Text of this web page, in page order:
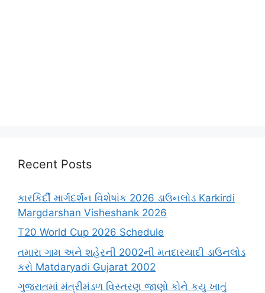
Recent Posts
કારકિર્દી માર્ગદર્શન વિશેષાંક 2026 ડાઉનલોડ Karkirdi
Margdarshan Visheshank 2026
T20 World Cup 2026 Schedule
તમારા ગામ અને શહેરની 2002ની મતદારયાદી ડાઉનલોડ
કરો Matdaryadi Gujarat 2002
ગુજરાતમાં મંત્રીમંડળ વિસ્તરણ જાણો કોને કયુ ખાતું